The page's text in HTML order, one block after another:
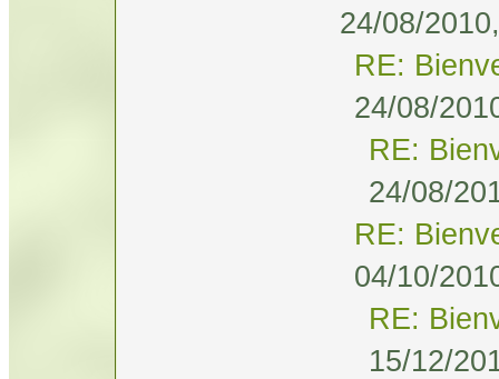
24/08/
RE:
24/08/
RE:
24/08/
RE:
04/10/
RE:
15/12/